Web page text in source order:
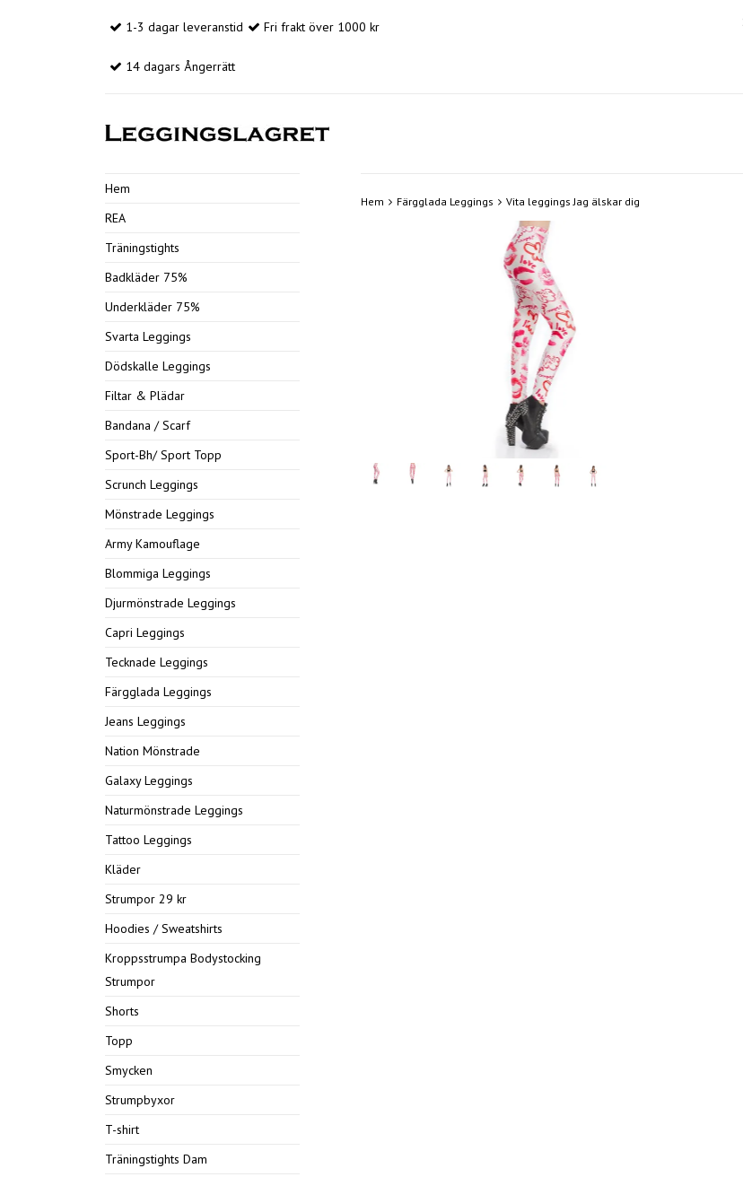
1-3 dagar leveranstid Fri frakt över 1000 kr
14 dagars Ångerrätt
Hem
REA
Träningstights
Badkläder 75%
Underkläder 75%
Svarta Leggings
Dödskalle Leggings
Filtar & Plädar
Bandana / Scarf
Sport-Bh/ Sport Topp
Scrunch Leggings
Mönstrade Leggings
Army Kamouflage
Blommiga Leggings
Djurmönstrade Leggings
Capri Leggings
Tecknade Leggings
Färgglada Leggings
Jeans Leggings
Nation Mönstrade
Galaxy Leggings
Naturmönstrade Leggings
Tattoo Leggings
Kläder
Strumpor 29 kr
Hoodies / Sweatshirts
Kroppsstrumpa Bodystocking
Strumpor
Shorts
Topp
Smycken
Strumpbyxor
T-shirt
Träningstights Dam
Hem Färgglada Leggings Vita leggings Jag älskar dig